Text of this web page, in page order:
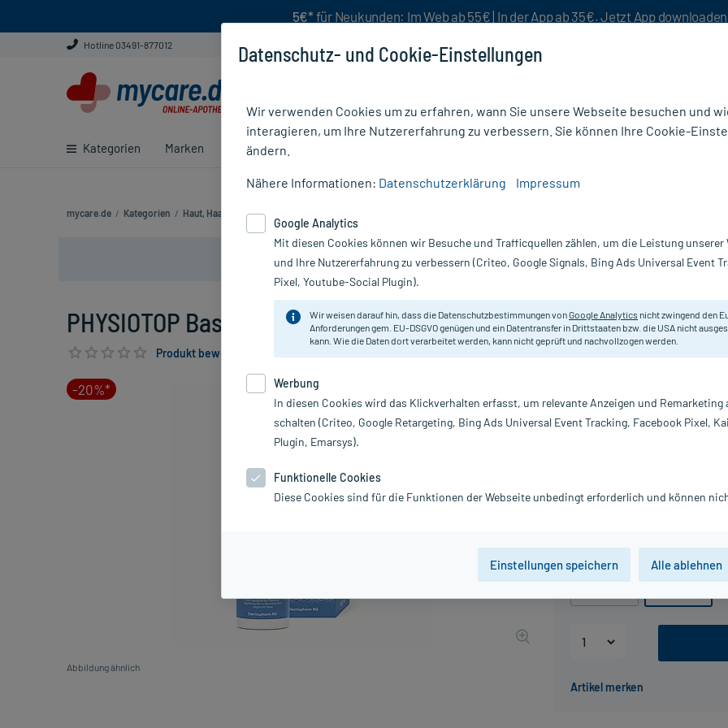
5€* für Neukunden: Im Web ab 55€ | In der App ab 35€. Jetzt App downloaden
Hotline 03491-877012
Kategorien Marken Ratgeber
mycare.de / Kategorien / Haut, Haare & Nägel
Nur für kurze Zeit:Gratis-Versand* ab 19€ Mindestbestellwert!
PHYSIOTOP Basis Lotion, 400 ml
Produkt bewerten & PlusHerzen sichern
-20%*
Abbildung ähnlich
inkl. MwSt. Gratis-Versand innerhalb D.
Packungseinheit
Physiotop
Basis-Pflege-Lotion für
PZN:
Hersteller:
Datenschutz- und Cookie-Einstellungen
Wir verwenden Cookies um zu erfahren, wann Sie unsere Webseite besuchen und
interagieren, um Ihre Nutzererfahrung zu verbessern. Sie können Ihre Cookie-
ändern.
Nähere Informationen: Datenschutzerklärung Impressum
Google Analytics
Mit diesen Cookies können wir Besuche und Trafficquellen zählen, um die Leistung unserer
und Ihre Nutzererfahrung zu verbessern (Criteo, Google Signals, Bing Ads Universal Event
Pixel, Youtube-Social Plugin).
Wir weisen darauf hin, dass die Datenschutzbestimmungen vonGoogle Analytics nicht zwingend den
Anforderungen gem. EU-DSGVO genügen und ein Datentransfer in Drittstaaten bzw. die USA nicht
kann. Wie die Daten dort verarbeitet werden, kann nicht geprüft und nachvollzogen werden.
Werbung
In diesen Cookies wird das Klickverhalten erfasst, um relevante Anzeigen und Remarketing
schalten (Criteo, Google Retargeting, Bing Ads Universal Event Tracking, Facebook Pixel,
Plugin, Emarsys).
Funktionelle Cookies
Diese Cookies sind für die Funktionen der Webseite unbedingt erforderlich und können
Einstellungen speichern Alle ablehnen